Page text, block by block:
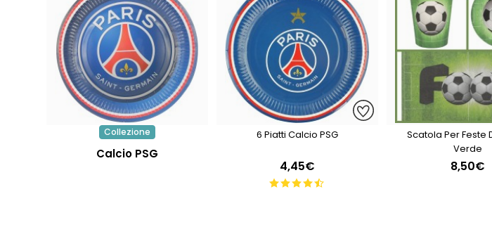
Collezione
Calcio PSG
6 Piatti Calcio PSG
4,45€
Scatola Per Feste
Verde
8,50€